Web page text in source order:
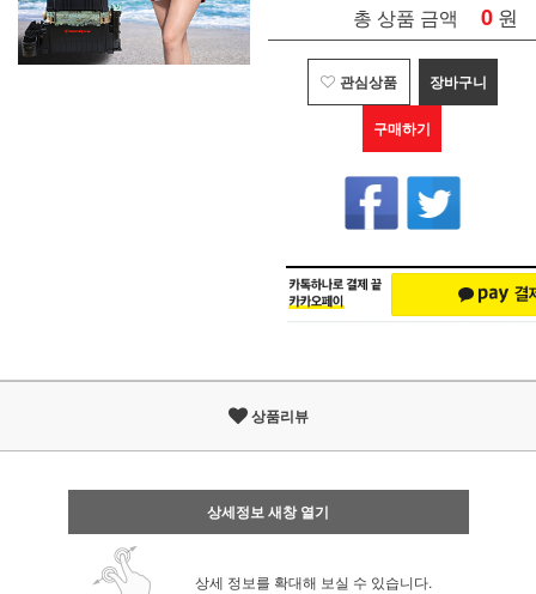
총 상품 금액 0 원
관심상품 장바구니
구매하기
상품리뷰
상세정보 새창 열기
상세 정보를 확대해 보실 수 있습니다.